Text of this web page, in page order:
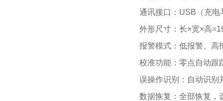
通讯接口：USB（充
外形尺寸：长×宽×高
报警模式：低报警、高
校准功能：零点自动跟
误操作识别：自动识别
数据恢复：全部恢复，